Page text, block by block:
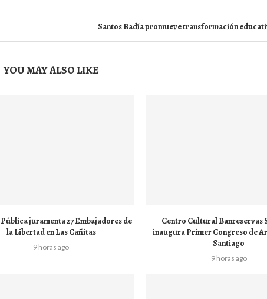
Santos Badía promueve transformación
YOU MAY ALSO LIKE
juramenta 27 Embajadores de
la Libertad en Las Cañitas
9 horas ago
Centro Cultural Banreservas
inaugura Primer Congreso de
Santiago
9 horas ago